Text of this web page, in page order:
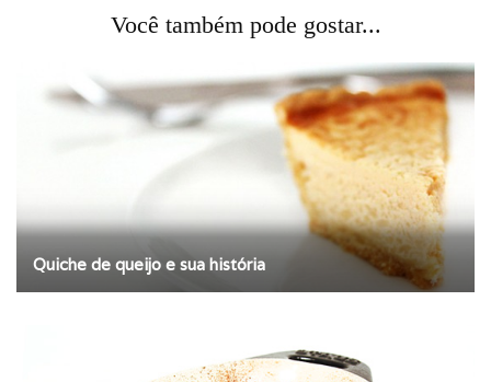
Você também pode gostar...
Quiche de queijo e sua história